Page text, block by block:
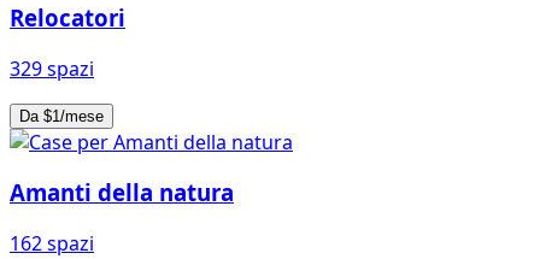
Relocatori
329 spazi
Da $1/mese
Amanti della natura
162 spazi